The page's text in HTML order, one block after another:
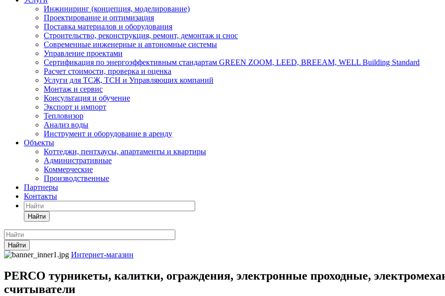
Инжиниринг (концепция, моделирование)
Проектирование и оптимизация
Поставка материалов и оборудования
Строительство, реконструкция, ремонт, демонтаж и снос
Современные инженерные и автономные системы
Управление проектами
Сертификация по энергоэффективным стандартам GREEN ZOOM, LEED, BREEAM, WELL Building Standard
Расчет стоимости, проверка и оценка
Услуги для ТСЖ, ТСН и Управляющих компаний
Монтаж и сервис
Консультация и обучение
Экспорт и импорт
Тепловизор
Анализ воды
Инструмент и оборудование в аренду
Объекты
Коттеджи, пентхаусы, апартаменты и квартиры
Административные
Коммерческие
Производственные
Партнеры
Контакты
Найти
Найти
Интернет-магазин
PERCO турникеты, калитки, ограждения, электронные проходные,
считыватели